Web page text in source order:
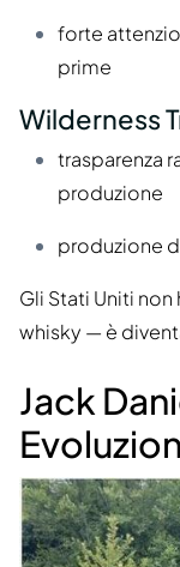
forte
prime
Wilderness
trasparenza
produzione
produzione
Gli Stati Uniti
whisky — è
Jack